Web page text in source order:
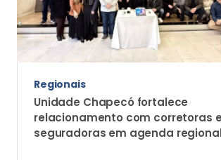
Regionais
Unidade Chapecó fortalece
relacionamento com corretoras e
seguradoras em agenda